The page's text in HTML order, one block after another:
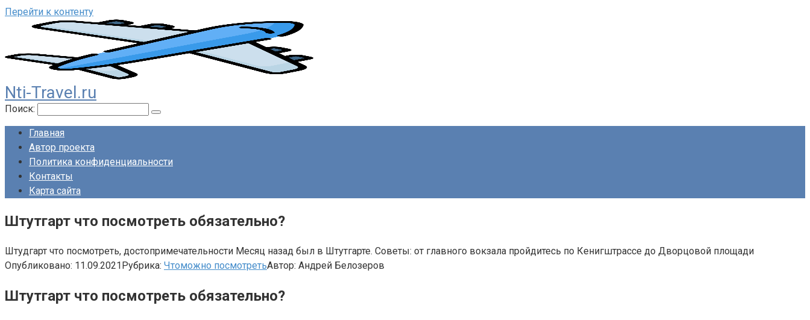
Перейти к контенту
Nti-Travel.ru
Поиск:
Главная
Автор проекта
Политика конфиденциальности
Контакты
Карта сайта
Штутгарт что посмотреть обязательно?
Штудгарт что посмотреть, достопримечательности Месяц назад был в Штутгарте. Советы: от главного вокзала пройдитесь по Кенигштрассе до Дворцовой площади
Опубликовано: 11.09.2021Рубрика: Чтоможно посмотретьАвтор: Андрей Белозеров
Штутгарт что посмотреть обязательно?